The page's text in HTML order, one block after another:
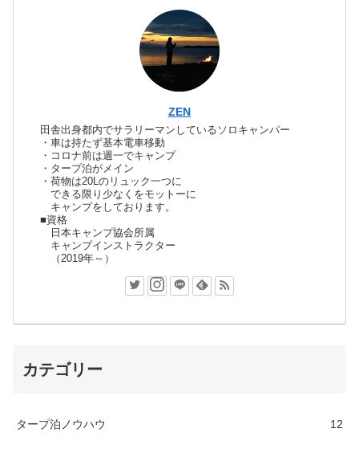
ZEN
田舎出身都内でサラリーマンしているソロキャンパー
・車は持たず基本電車移動
・コロナ前は週一でキャンプ
・タープ泊がメイン
・荷物は20Lのリュック一つに
できる限り少なくをモットーに
キャンプをしております。
■資格
日本キャンプ協会所属
キャンプインストラクター
（2019年～）
カテゴリー
タープ泊ノウハウ 12